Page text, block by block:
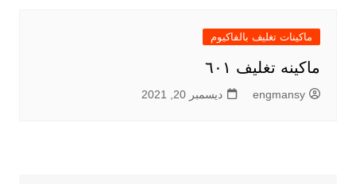
ماكينات تغليف بالفاكيوم
ماكينه تغليف ٦٠١
engmansy ديسمبر 20, 2021